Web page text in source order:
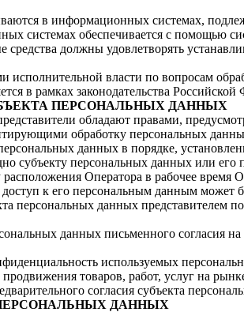
в информационных системах,
системах обеспечивается с помощью
должны удовлетворять
исполнительной власти по вопросам
в рамках законодательства Российской
ПЕРСОНАЛЬНЫХ ДАННЫХ
обладают правами,
обработку персональных
данных в порядке,
субъекту персональных данных или
Оператора в рабочее время
к его персональным данным может
персональных данных
данных письменного согласия
используемых
товаров, работ, услуг на
согласия субъекта
ДАННЫХ